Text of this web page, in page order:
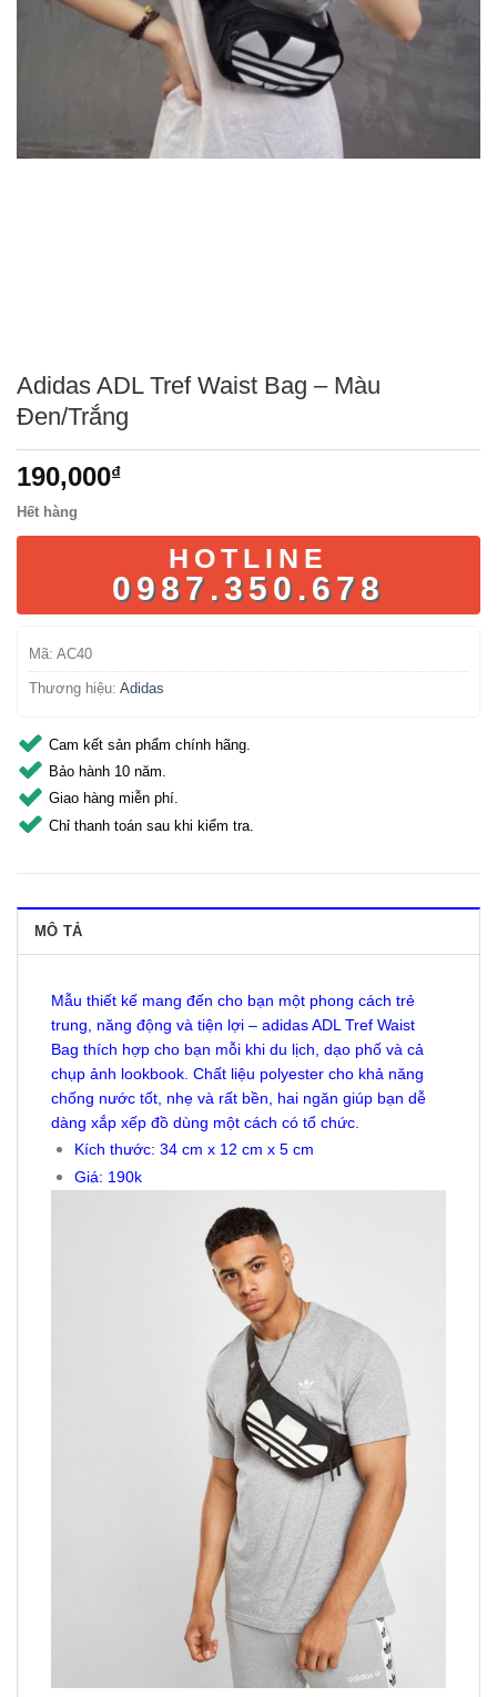
Adidas ADL Tref Waist Bag – Màu
Đen/Trắng
190,000₫
Hết hàng
HOTLINE
0987.350.678
Mã: AC40
Thương hiệu: Adidas
Cam kết sản phẩm chính hãng.
Bảo hành 10 năm.
Giao hàng miễn phí.
Chỉ thanh toán sau khi kiểm tra.
MÔ TẢ
Mẫu thiết kế mang đến cho bạn một phong cách trẻ
trung, năng động và tiện lợi – adidas ADL Tref Waist
Bag thích hợp cho bạn mỗi khi du lịch, dạo phố và cả
chụp ảnh lookbook. Chất liệu polyester cho khả năng
chống nước tốt, nhẹ và rất bền, hai ngăn giúp bạn dễ
dàng xắp xếp đồ dùng một cách có tổ chức.
Kích thước: 34 cm x 12 cm x 5 cm
Giá: 190k